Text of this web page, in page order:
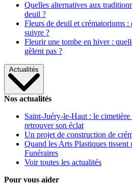
Quelles alternatives aux
deuil ?
Fleurs de deuil et crématoriums :
suivre ?
Fleurir une tombe en hiver :
gèlent pas ?
Actualités
Nos actualités
Saint-Juéry-le-Haut : le
retrouver son éclat
Un projet de construction de
Quand les Arts Plastiques
Funéraires
Voir toutes les actualités
Pour vous aider